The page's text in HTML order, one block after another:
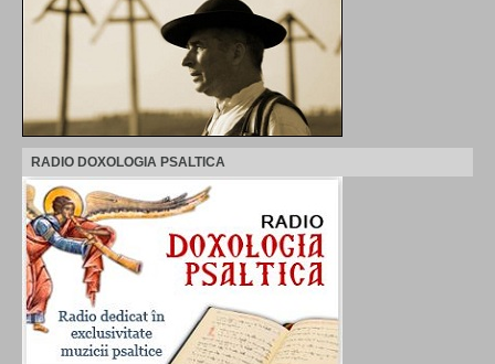
RADIO DOXOLOGIA PSALTICA